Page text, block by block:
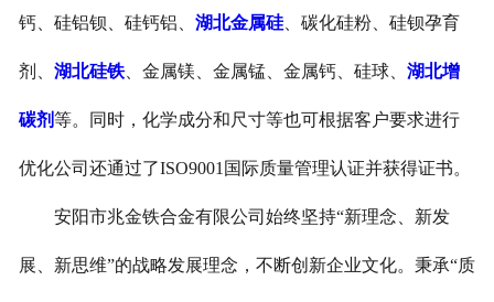
钙、硅铝钡、硅钙铝、 湖北金属硅、碳化硅粉、硅钡孕育
剂、 湖北硅铁、金属镁、金属锰、金属钙、硅球、 湖北增
碳剂等。同时，化学成分和尺寸等也可根据客户要求进行
优化公司还通过了ISO9001国际质量管理认证并获得证书。
安阳市兆金铁合金有限公司始终坚持“新理念、新发
展、新思维”的战略发展理念，不断创新企业文化。秉承“质